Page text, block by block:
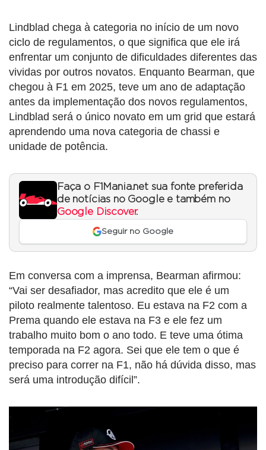
Lindblad chega à categoria no início de um novo
ciclo de regulamentos, o que significa que ele irá
enfrentar um conjunto de dificuldades diferentes das
vividas por outros novatos. Enquanto Bearman, que
chegou à F1 em 2025, teve um ano de adaptação
antes da implementação dos novos regulamentos,
Lindblad será o único novato em um grid que estará
aprendendo uma nova categoria de chassi e
unidade de potência.
Faça o F1Mania.net sua fonte preferida
de notícias no Google e também no
Google Discover.
Seguir no Google
Em conversa com a imprensa, Bearman afirmou:
“Vai ser desafiador, mas acredito que ele é um
piloto realmente talentoso. Eu estava na F2 com a
Prema quando ele estava na F3 e ele fez um
trabalho muito bom o ano todo. E teve uma ótima
temporada na F2 agora. Sei que ele tem o que é
preciso para correr na F1, não há dúvida disso, mas
será uma introdução difícil”.